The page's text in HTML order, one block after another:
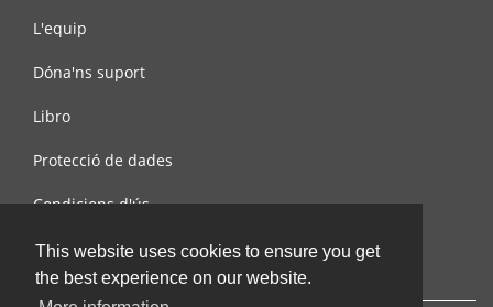
This website uses cookies to ensure you get
the best experience on our website.
L'equip
Dóna'ns suport
Libro
Protecció de dades
Condicions d'ús
Contacta amb nosaltres